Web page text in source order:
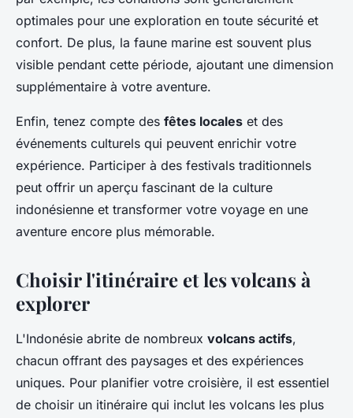
optimales pour une exploration en toute sécurité et
confort. De plus, la faune marine est souvent plus
visible pendant cette période, ajoutant une dimension
supplémentaire à votre aventure.
Enfin, tenez compte des fêtes locales et des
événements culturels qui peuvent enrichir votre
expérience. Participer à des festivals traditionnels
peut offrir un aperçu fascinant de la culture
indonésienne et transformer votre voyage en une
aventure encore plus mémorable.
Choisir l'itinéraire et les volcans à
explorer
L'Indonésie abrite de nombreux volcans actifs,
chacun offrant des paysages et des expériences
uniques. Pour planifier votre croisière, il est essentiel
de choisir un itinéraire qui inclut les volcans les plus